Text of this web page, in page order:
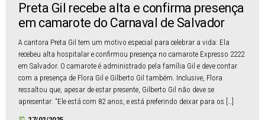
Preta Gil recebe alta e confirma presença
em camarote do Carnaval de Salvador
A cantora Preta Gil tem um motivo especial para celebrar a vida: Ela
recebeu alta hospitalar e confirmou presença no camarote Expresso 2222
em Salvador. O camarote é administrado pela família Gil e deve contar
com a presença de Flora Gil e Gilberto Gil também. Inclusive, Flora
ressaltou que, apesar de estar presente, Gilberto Gil não deve se
apresentar: “Ele está com 82 anos, e está preferindo deixar para os […]